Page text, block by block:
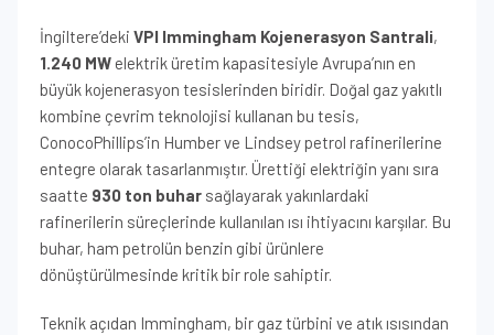
İngiltere’deki VPI Immingham Kojenerasyon Santrali,
1.240 MW elektrik üretim kapasitesiyle Avrupa’nın en
büyük kojenerasyon tesislerinden biridir. Doğal gaz yakıtlı
kombine çevrim teknolojisi kullanan bu tesis,
ConocoPhillips’in Humber ve Lindsey petrol rafinerilerine
entegre olarak tasarlanmıştır. Ürettiği elektriğin yanı sıra
saatte 930 ton buhar sağlayarak yakınlardaki
rafinerilerin süreçlerinde kullanılan ısı ihtiyacını karşılar. Bu
buhar, ham petrolün benzin gibi ürünlere
dönüştürülmesinde kritik bir role sahiptir.
Teknik açıdan Immingham, bir gaz türbini ve atık ısısından